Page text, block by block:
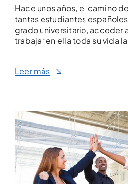
Hace unos años, el camino
tantas estudiantes
grado universitario, acceder
trabajar en ella toda su vida
Leer más